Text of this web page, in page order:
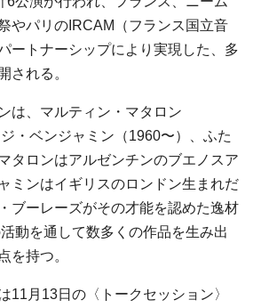
やパリのIRCAM（フランス国立音
ートナーシップにより実現した、多
される。
は、マルティン・マタロン
・ベンジャミン（1960〜）、ふた
タロンはアルゼンチンのブエノスア
ミンはイギリスのロンドン生まれだ
ブーレーズがその才能を認めた逸材
動を通して数多くの作品を生み出
を持つ。
月13日の〈トークセッション〉